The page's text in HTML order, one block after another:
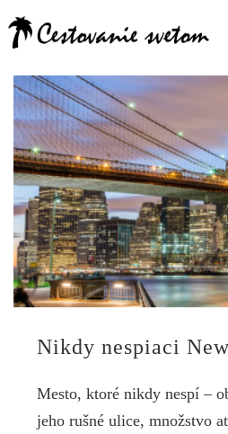
DOVOLENKY Cestujte s nami
VAŠE PRÍSPEVKY Inšpirujte sa
TIPY NA VÝLETY Kde vycestovať
NÁVODY Pomoc pri rezervácii
Nikdy nespiaci
Mesto, ktoré nikdy nespí –
jeho rušné ulice, množstvo